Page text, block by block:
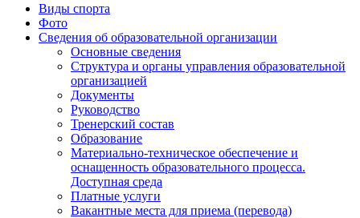
Виды спорта
Фото
Сведения об образовательной организации
Основные сведения
Структура и органы управления образовательной
организацией
Документы
Руководство
Тренерский состав
Образование
Материально-техническое обеспечение и
оснащенность образовательного процесса.
Доступная среда
Платные услуги
Вакантные места для приема (перевода)